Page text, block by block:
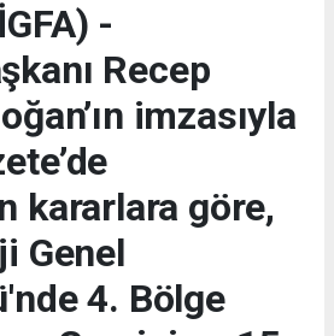
-
Recep
imzasıyla
kararlara göre,
Genel
4. Bölge